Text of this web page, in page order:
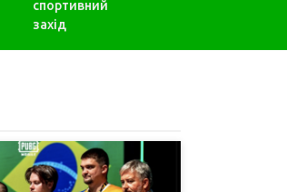
спортивний
захід